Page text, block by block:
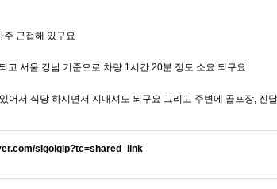
주 근접해 있구요
고 서울 강남 기준으로 차량 1시간 20분 정도 소요 되구요
어서 식당 하시면서 지내셔도 되구요 그리고 주변에 골프장, 진
sigolgip?tc=shared_link